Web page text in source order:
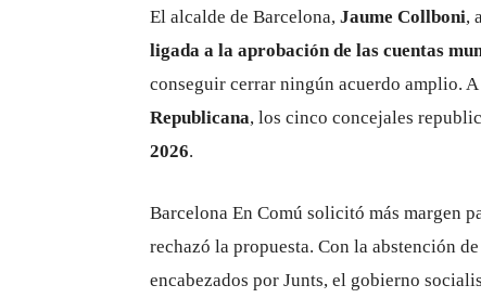
El alcalde de Barcelona, Jaume Collboni,
ligada a la aprobación de las cuentas
conseguir cerrar ningún acuerdo amplio.
Republicana, los cinco concejales
2026.
Barcelona En Comú solicitó más margen
rechazó la propuesta. Con la abstención
encabezados por Junts, el gobierno